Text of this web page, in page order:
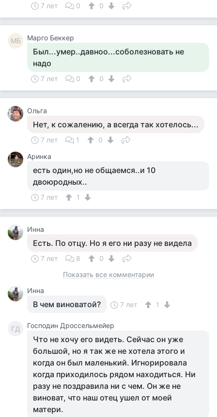
7 лет 0 0
MБ Mарго Беккер
Был...умер..давноо...соболезновать не
надо
7 лет 0 0
Ольга
Нет, к сожалению, а всегда так хотелось...
7 лет 1
0
Аринка
есть один,но не общаемся..и 10
двоюродных..
7 лет 1
Инна
Есть. По отцу. Но я его ни разу не видела
7 лет 8
0
Показать все комментарии
Инна
В чем виноватой? 7 лет 1
ГД Господин Дроссельмейер
Что не хочу его видеть. Сейчас он уже
большой, но я так же не хотела этого и
когда он был маленький. Игнорировала
когда приходилось рядом находиться. Ни
разу не поздравила ни с чем. Он же не
виноват, что наш отец ушел от моей
матери.